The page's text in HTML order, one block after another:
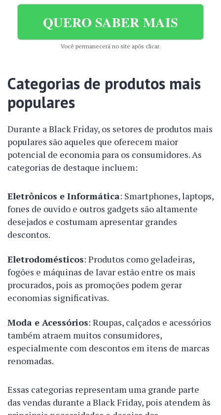
QUERO SABER MAIS
Você permanecerá no site após clicar.
Categorias de produtos mais
populares
Durante a Black Friday, os setores de produtos mais
populares são aqueles que oferecem maior
potencial de economia para os consumidores. As
categorias de destaque incluem:
Eletrônicos e Informática: Smartphones, laptops,
fones de ouvido e outros gadgets são altamente
desejados e costumam apresentar grandes
descontos.
Eletrodomésticos: Produtos como geladeiras,
fogões e máquinas de lavar estão entre os mais
procurados, pois as promoções podem gerar
economias significativas.
Moda e Acessórios: Roupas, calçados e acessórios
também atraem muitos consumidores,
especialmente com descontos em itens de marcas
renomadas.
Essas categorias representam uma grande parte
das vendas durante a Black Friday, pois atendem às